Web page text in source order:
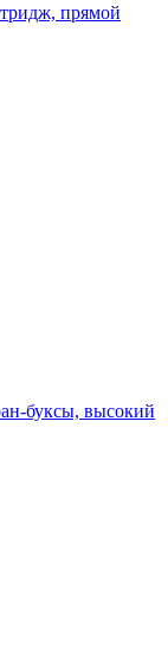
прямой
буксы, высокий